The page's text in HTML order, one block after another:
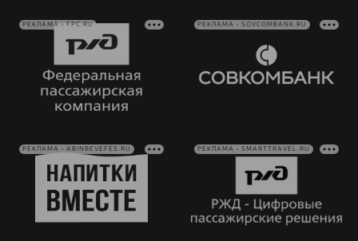
РЕКЛАМА • FPC.RU РЕКЛАМА • SOVCOMBANK.RU
РЕКЛАМА • ABINBEVEFES.RU РЕКЛАМА • SMARTTRAVEL.RU